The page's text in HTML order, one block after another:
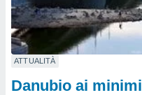
ATTUALITÀ
Danubio ai